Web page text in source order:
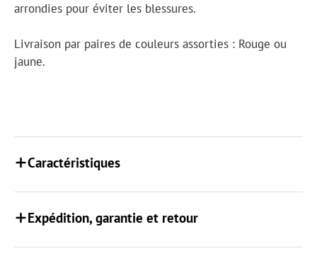
arrondies pour éviter les blessures.
Livraison par paires de couleurs assorties : Rouge ou
jaune.
Caractéristiques
Expédition, garantie et retour